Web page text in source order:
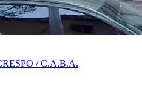
/ C.A.B.A.